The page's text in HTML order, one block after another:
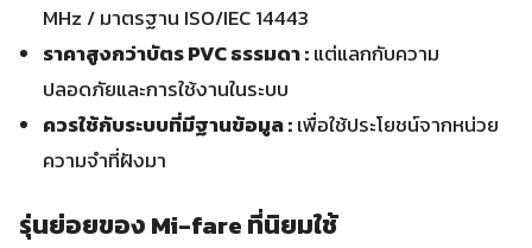
MHz / มาตรฐาน ISO/IEC 14443
ราคาสูงกว่าบัตร PVCธรรมดา :แต่แลกกับความ
ปลอดภัยและการใช้งานในระบบ
ควรใช้กับระบบที่มีฐานข้อมูล :เพื่อใช้ประโยชน์จากหน่วย
ความจำที่ฝังมา
รุ่นย่อยของ Mi-fare ที่นิยมใช้